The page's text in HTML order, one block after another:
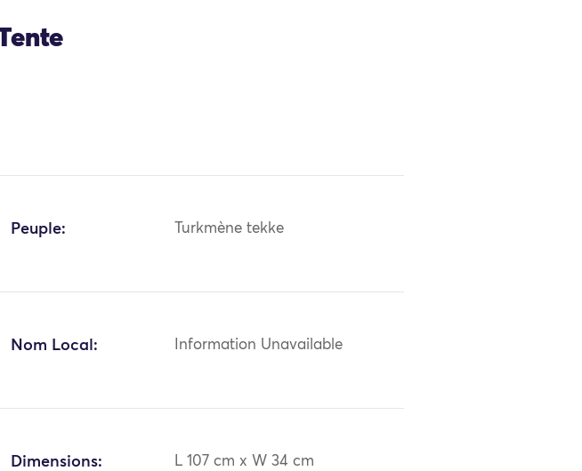
Peuple: Turkmène tekke
Nom Local: Information Unavailable
Dimensions: L 107 cm x W 34 cm